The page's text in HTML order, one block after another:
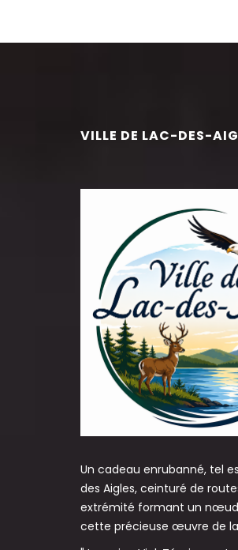
VILLE DE LAC-DES-
Un cadeau enrubanné, tel
des Aigles, ceinturé de
extrémité formant un
cette précieuse œuvre de